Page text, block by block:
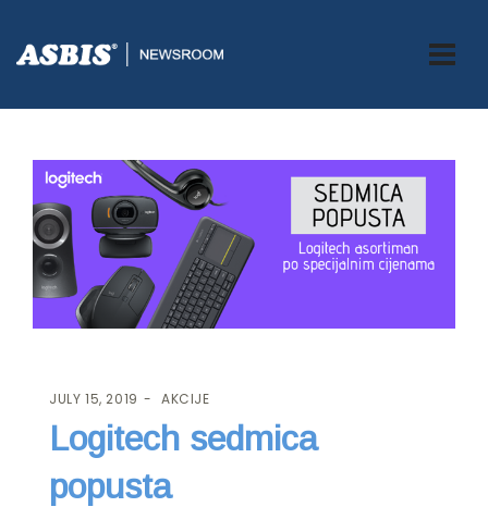
ASBIS.BA >AKCIJE> LOGITECH SEDMICA POPUSTA
JULY 15, 2019 AKCIJE
Logitech sedmica
popusta